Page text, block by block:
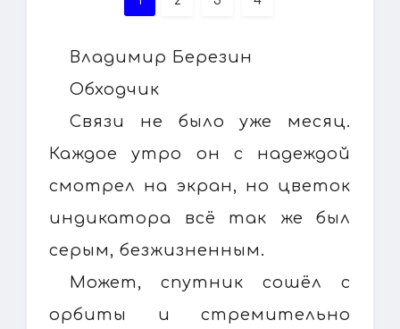
Владимир Березин
Обходчик
Связи не было уже месяц.
Каждое утро он с надеждой
смотрел на экран, но цветок
индикатора всё так же был
серым, безжизненным.
Может, спутник сошёл с
орбиты и стремительно